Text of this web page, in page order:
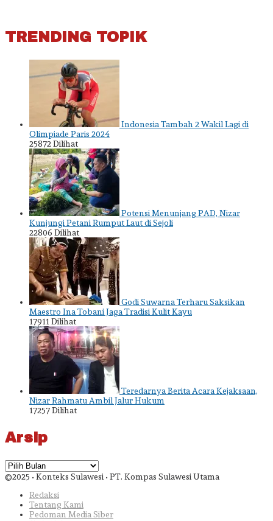
TRENDING TOPIK
Indonesia Tambah 2 Wakil Lagi di
Olimpiade Paris 2024
25872 Dilihat
Potensi Menunjang PAD, Nizar
Kunjungi Petani Rumput Laut di Sejoli
22806 Dilihat
Godi Suwarna Terharu Saksikan
Maestro Ina Tobani Jaga Tradisi Kulit Kayu
17911 Dilihat
Teredarnya Berita Acara Kejaksaan,
Nizar Rahmatu Ambil Jalur Hukum
17257 Dilihat
Arsip
Arsip
©2025 • Konteks Sulawesi • PT. Kompas Sulawesi Utama
Redaksi
Tentang Kami
Pedoman Media Siber